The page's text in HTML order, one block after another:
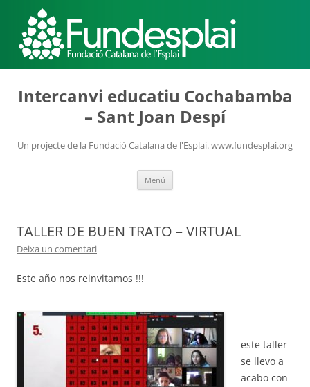
Intercanvi educatiu Cochabamba
– Sant Joan Despí
Un projecte de la Fundació Catalana de l'Esplai. www.fundesplai.org
Menú
TALLER DE BUEN TRATO – VIRTUAL
Deixa un comentari
Este año nos reinvitamos !!!
este taller
se llevo a
acabo con
MÓN ESCOLAR
ALBERG CENTRE ESPLAI
ACCIÓ SOCIAL I JOVES